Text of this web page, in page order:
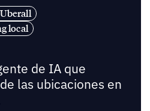
local
de IA que
las ubicaciones en